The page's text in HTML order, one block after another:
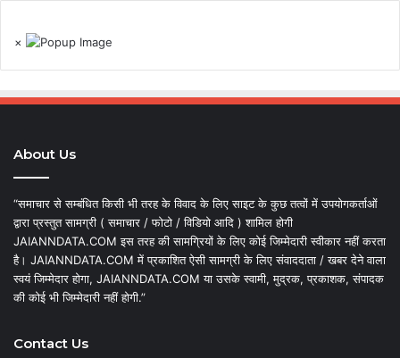
×
About Us
“समाचार से सम्बंधित किसी भी तरह के विवाद के लिए साइट के कुछ तत्वों में उपयोगकर्ताओं
द्वारा प्रस्तुत सामग्री ( समाचार / फोटो / विडियो आदि ) शामिल होगी
JAIANNDATA.COM इस तरह की सामग्रियों के लिए कोई जिम्मेदारी स्वीकार नहीं करता
है। JAIANNDATA.COM में प्रकाशित ऐसी सामग्री के लिए संवाददाता / खबर देने वाला
स्वयं जिम्मेदार होगा, JAIANNDATA.COM या उसके स्वामी, मुद्रक, प्रकाशक, संपादक
की कोई भी जिम्मेदारी नहीं होगी.”
Contact Us